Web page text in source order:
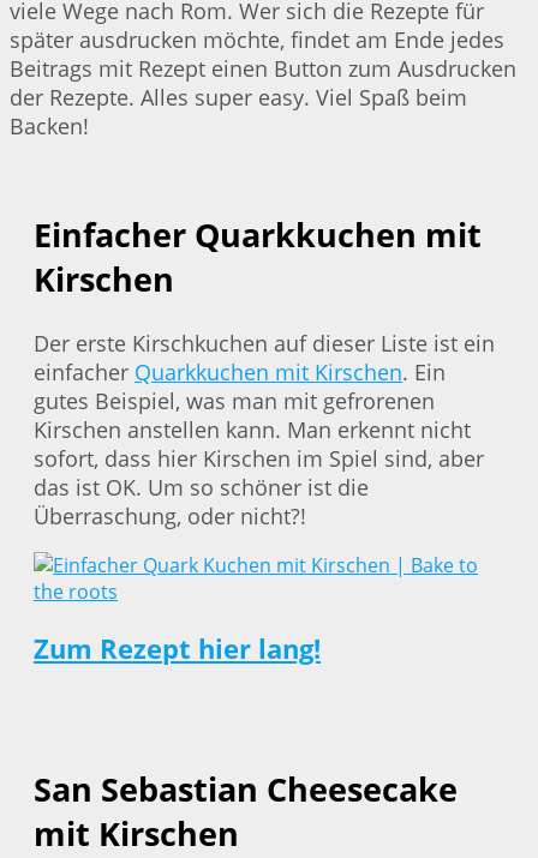
viele Wege nach Rom. Wer sich die Rezepte für
später ausdrucken möchte, findet am Ende jedes
Beitrags mit Rezept einen Button zum Ausdrucken
der Rezepte. Alles super easy. Viel Spaß beim
Backen!
Einfacher Quarkkuchen mit
Kirschen
Der erste Kirschkuchen auf dieser Liste ist ein
einfacher Quarkkuchen mit Kirschen. Ein
gutes Beispiel, was man mit gefrorenen
Kirschen anstellen kann. Man erkennt nicht
sofort, dass hier Kirschen im Spiel sind, aber
das ist OK. Um so schöner ist die
Überraschung, oder nicht?!
Zum Rezept hier lang!
San Sebastian Cheesecake
mit Kirschen